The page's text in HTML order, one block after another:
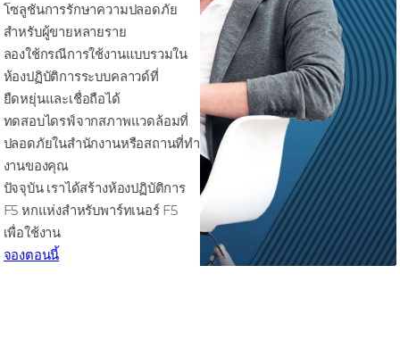
โซลูชันการรักษาความปลอดภัย
สําหรับผู้ขายหลายราย
ลองใช้กรณีการใช้งานแบบรวมใน
ห้องปฏิบัติการระบบคลาวด์ที่
ยืดหยุ่นและเชื่อถือได้
ทดสอบไดรฟ์จากสภาพแวดล้อมที่
ปลอดภัยในสํานักงานหรือสถานที่ทํา
งานของคุณ
ปัจจุบัน เราได้สร้างห้องปฏิบัติการ
F5 หกแห่งสําหรับพาร์ทเนอร์ F5
เพื่อใช้งาน
จองตอนนี้